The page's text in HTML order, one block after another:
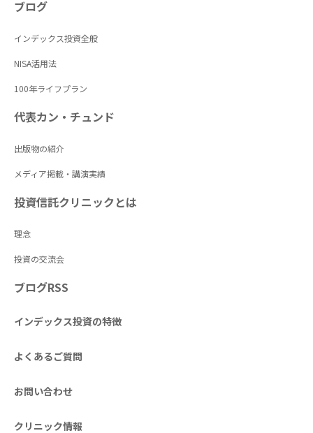
ブログ
インデックス投資全般
NISA活用法
100年ライフプラン
代表カン・チュンド
出版物の紹介
メディア掲載・講演実績
投資信託クリニックとは
理念
投資の交流会
ブログRSS
インデックス投資の特徴
よくあるご質問
お問い合わせ
クリニック情報